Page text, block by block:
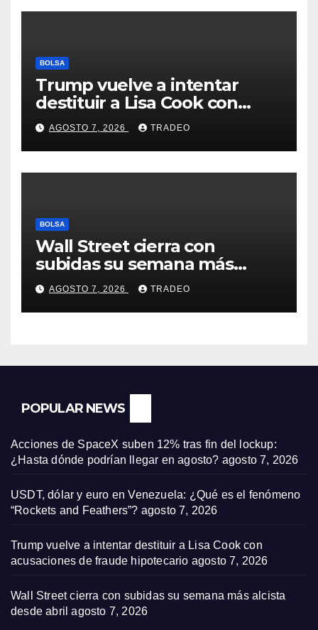
BOLSA
Trump vuelve a intentar
destituir a Lisa Cook con
acusaciones de fraude
hipotecario
AGOSTO 7, 2026 TRADEO
BOLSA
Wall Street cierra con
subidas su semana más
alcista desde abril
AGOSTO 7, 2026 TRADEO
POPULAR NEWS
Acciones de SpaceX suben 12% tras fin del lockup:
¿Hasta dónde podrían llegar en agosto? agosto 7, 2026
USDT, dólar y euro en Venezuela: ¿Qué es el fenómeno
“Rockets and Feathers”? agosto 7, 2026
Trump vuelve a intentar destituir a Lisa Cook con
acusaciones de fraude hipotecario agosto 7, 2026
Wall Street cierra con subidas su semana más alcista
desde abril agosto 7, 2026